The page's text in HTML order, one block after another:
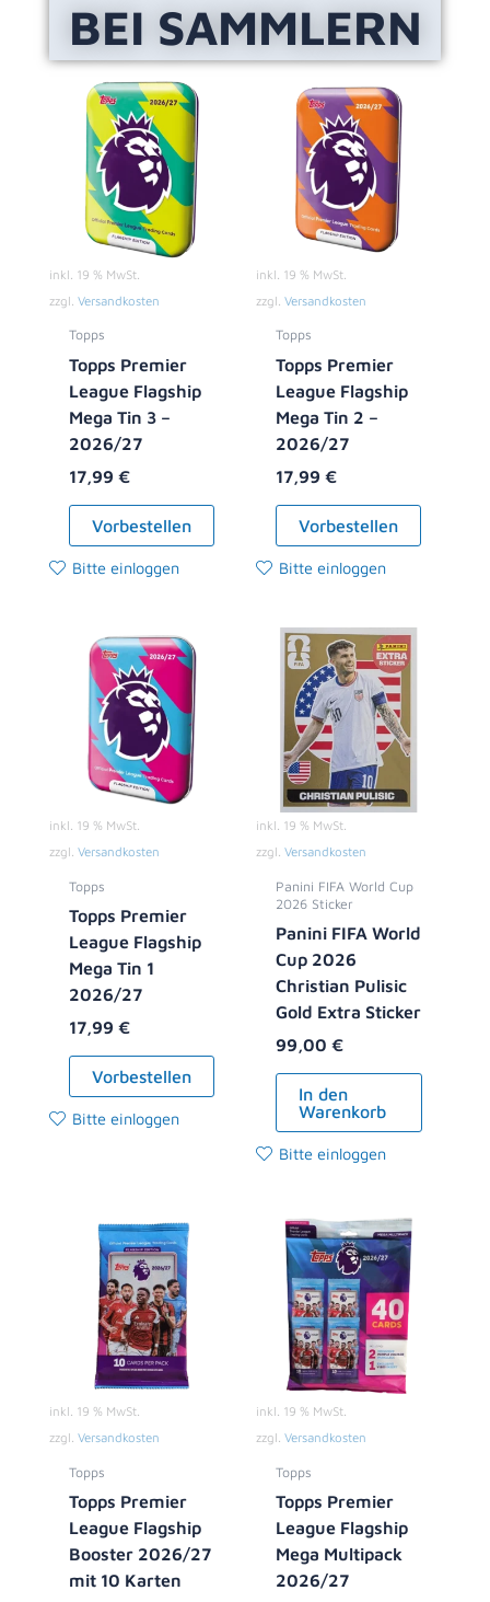
BEI SAMMLERN
inkl. 19 % MwSt.
zzgl. Versandkosten
Topps
Topps Premier
League Flagship
Mega Tin 3 –
2026/27
17,99 €
Vorbestellen
Bitte einloggen
inkl. 19 % MwSt.
zzgl. Versandkosten
Topps
Topps Premier
League Flagship
Mega Tin 2 –
2026/27
17,99 €
Vorbestellen
Bitte einloggen
inkl. 19 % MwSt.
zzgl. Versandkosten
Topps
Topps Premier
League Flagship
Mega Tin 1
2026/27
17,99 €
Vorbestellen
Bitte einloggen
inkl. 19 % MwSt.
zzgl. Versandkosten
Panini FIFA World Cup
2026 Sticker
Panini FIFA World
Cup 2026
Christian Pulisic
Gold Extra Sticker
99,00 €
In den
Warenkorb
Bitte einloggen
inkl. 19 % MwSt.
zzgl. Versandkosten
Topps
Topps Premier
League Flagship
Booster 2026/27
mit 10 Karten
inkl. 19 % MwSt.
zzgl. Versandkosten
Topps
Topps Premier
League Flagship
Mega Multipack
2026/27